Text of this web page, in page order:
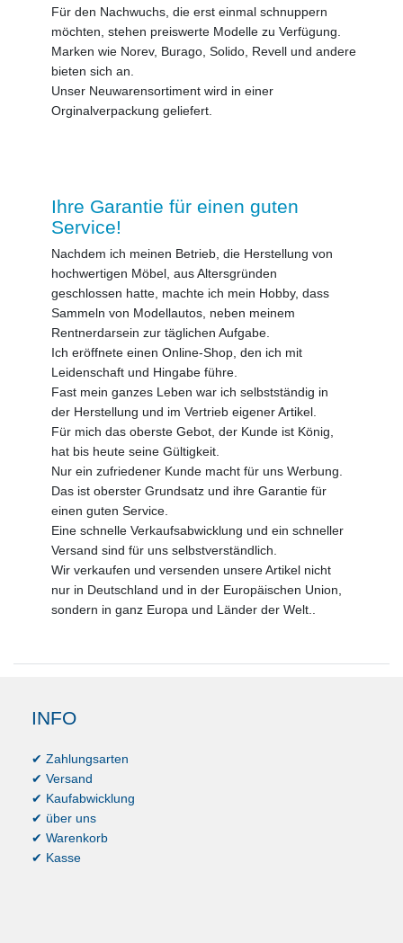
Für den Nachwuchs, die erst einmal schnuppern
möchten, stehen preiswerte Modelle zu Verfügung.
Marken wie Norev, Burago, Solido, Revell und andere
bieten sich an.
Unser Neuwarensortiment wird in einer
Orginalverpackung geliefert.
Ihre Garantie für einen guten
Service!
Nachdem ich meinen Betrieb, die Herstellung von
hochwertigen Möbel, aus Altersgründen
geschlossen hatte, machte ich mein Hobby, dass
Sammeln von Modellautos, neben meinem
Rentnerdarsein zur täglichen Aufgabe.
Ich eröffnete einen Online-Shop, den ich mit
Leidenschaft und Hingabe führe.
Fast mein ganzes Leben war ich selbstständig in
der Herstellung und im Vertrieb eigener Artikel.
Für mich das oberste Gebot, der Kunde ist König,
hat bis heute seine Gültigkeit.
Nur ein zufriedener Kunde macht für uns Werbung.
Das ist oberster Grundsatz und ihre Garantie für
einen guten Service.
Eine schnelle Verkaufsabwicklung und ein schneller
Versand sind für uns selbstverständlich.
Wir verkaufen und versenden unsere Artikel nicht
nur in Deutschland und in der Europäischen Union,
sondern in ganz Europa und Länder der Welt..
INFO
✔ Zahlungsarten
✔ Versand
✔ Kaufabwicklung
✔ über uns
✔ Warenkorb
✔ Kasse